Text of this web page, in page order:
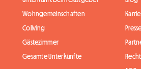
Wohngemeinschaften
Coliving
Gästezimmer
Gesamte Unterkünfte
Presse